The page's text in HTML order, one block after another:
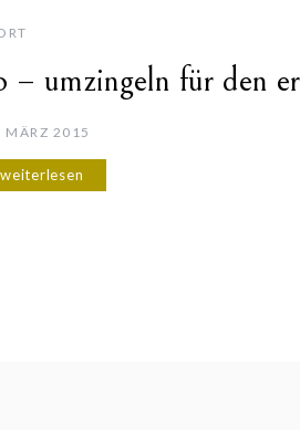
– umzingeln für den
MÄRZ 2015
weiterlesen